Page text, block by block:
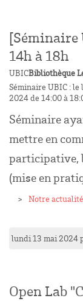
[Séminaire
14h à 18h
UBICBibliothèque
Séminaire UBIC :
2024 de 14:00 à
Séminaire
mettre en
participative,
(mise en
Notre actualité
lundi 13 mai 2024
Open Lab